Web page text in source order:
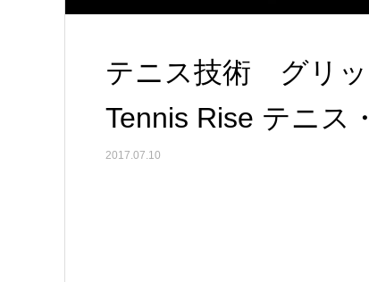
テニス技術 グリ
Tennis Rise テニス
2017.07.10